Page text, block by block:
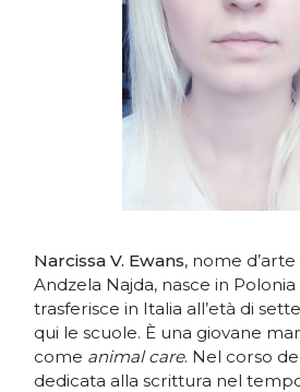
Narcissa V. Ewans, nome
Andzela Najda, nasce in Polonia
trasferisce in Italia all’età di
qui le scuole. È una giovane
come animal care. Nel corso
dedicata alla scrittura nel